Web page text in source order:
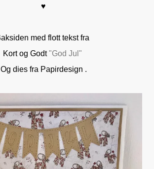
♥
med flott tekst fra
Kort og Godt"God Jul"
Og dies fra Papirdesign .